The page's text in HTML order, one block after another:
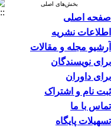
بخش‌های اصلی
صفحه اصلی
اطلاعات نشریه
آرشیو مجله و مقالات
برای نویسندگان
برای داوران
ثبت نام و اشتراک
تماس با ما
تسهیلات پایگاه